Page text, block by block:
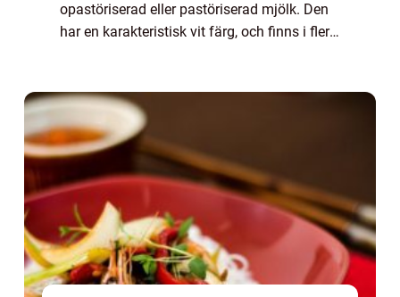
opastöriserad eller pastöriserad mjölk. Den
har en karakteristisk vit färg, och finns i flera